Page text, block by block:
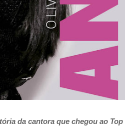
da cantora que chegou ao Top